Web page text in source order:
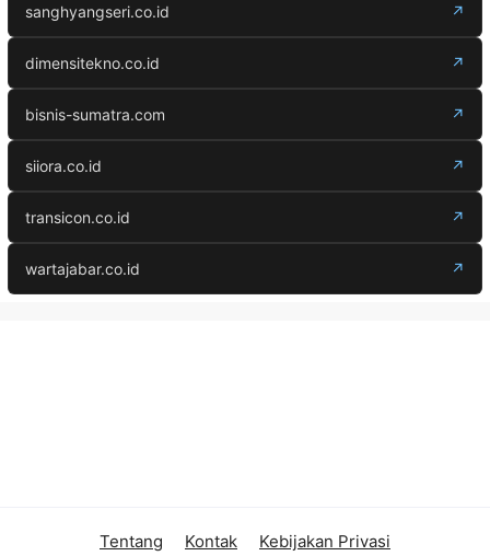
sanghyangseri.co.id ↗
dimensitekno.co.id ↗
bisnis-sumatra.com ↗
siiora.co.id ↗
transicon.co.id ↗
wartajabar.co.id ↗
Tentang Kontak Kebijakan Privasi